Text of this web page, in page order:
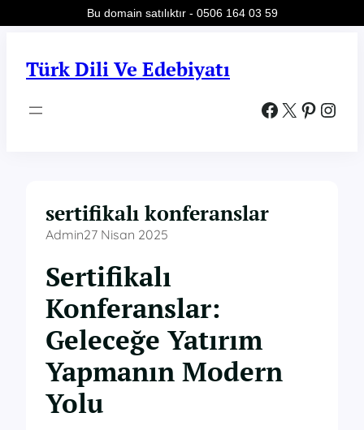
Türk Dili Ve Edebiyatı
Facebook X Pinterest Instagram
sertifikalı konferanslar
Admin27 Nisan 2025
Sertifikalı
Konferanslar:
Geleceğe Yatırım
Yapmanın Modern
Yolu
Bu domain satılıktır - 0506 164 03 59